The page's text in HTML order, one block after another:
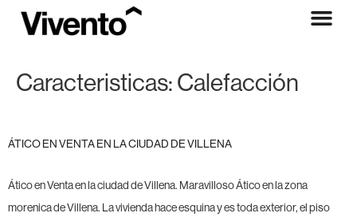
accesibilidad.
Caracteristicas:Calefacción
ÁTICO EN VENTA EN LA CIUDAD DE VILLENA
Ático en Venta en la ciudad de Villena. Maravilloso Ático en la zona
morenica de Villena. La vivienda hace esquina y es toda exterior, el piso